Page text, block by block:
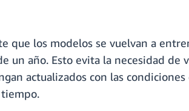
que los modelos se vuelvan a
un año. Esto evita la necesidad
actualizados con las